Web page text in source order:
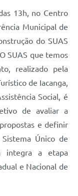
13h, no Centro
Municipal de
do SUAS
SUAS que temos
realizado pela
de Iacanga,
Social, é
de avaliar a
e definir
Único de
integra a etapa
e Nacional de